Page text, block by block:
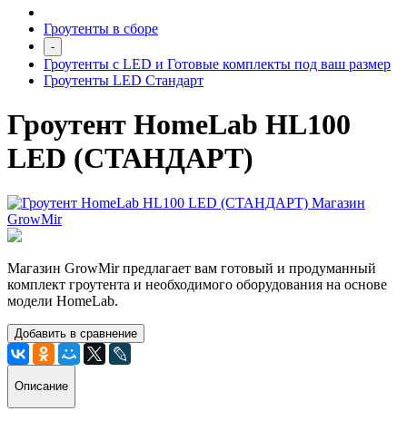
Гроутенты в сборе
-
Гроутенты с LED и Готовые комплекты под ваш размер
Гроутенты LED Стандарт
Гроутент HomeLab HL100
LED (СТАНДАРТ)
Магазин GrowMir предлагает вам готовый и продуманный
комплект гроутента и необходимого оборудования на основе
модели HomeLab.
Добавить в сравнение
Описание